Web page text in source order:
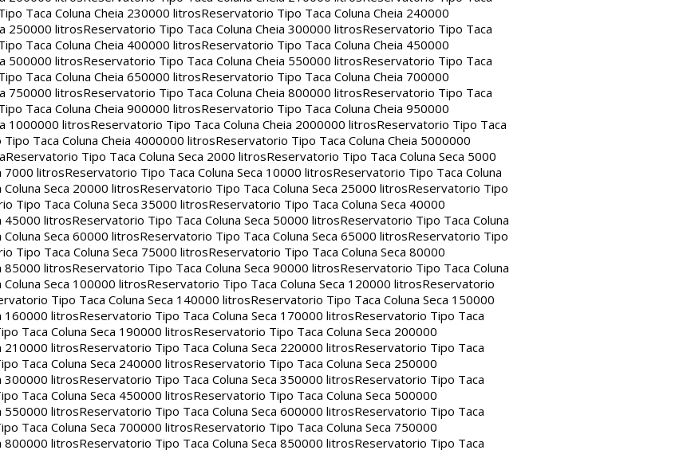
Taca Coluna Cheia 230000 litrosReservatorio Tipo Taca Coluna Cheia 240000
250000 litrosReservatorio Tipo Taca Coluna Cheia 300000 litrosReservatorio Tipo Taca
Taca Coluna Cheia 400000 litrosReservatorio Tipo Taca Coluna Cheia 450000
500000 litrosReservatorio Tipo Taca Coluna Cheia 550000 litrosReservatorio Tipo Taca
Taca Coluna Cheia 650000 litrosReservatorio Tipo Taca Coluna Cheia 700000
750000 litrosReservatorio Tipo Taca Coluna Cheia 800000 litrosReservatorio Tipo Taca
Taca Coluna Cheia 900000 litrosReservatorio Tipo Taca Coluna Cheia 950000
1000000 litrosReservatorio Tipo Taca Coluna Cheia 2000000 litrosReservatorio Tipo Taca
Taca Coluna Cheia 4000000 litrosReservatorio Tipo Taca Coluna Cheia 5000000
Reservatorio Tipo Taca Coluna Seca 2000 litrosReservatorio Tipo Taca Coluna Seca 5000
7000 litrosReservatorio Tipo Taca Coluna Seca 10000 litrosReservatorio Tipo Taca Coluna
Seca 20000 litrosReservatorio Tipo Taca Coluna Seca 25000 litrosReservatorio Tipo
Tipo Taca Coluna Seca 35000 litrosReservatorio Tipo Taca Coluna Seca 40000
45000 litrosReservatorio Tipo Taca Coluna Seca 50000 litrosReservatorio Tipo Taca Coluna
Seca 60000 litrosReservatorio Tipo Taca Coluna Seca 65000 litrosReservatorio Tipo
Tipo Taca Coluna Seca 75000 litrosReservatorio Tipo Taca Coluna Seca 80000
85000 litrosReservatorio Tipo Taca Coluna Seca 90000 litrosReservatorio Tipo Taca Coluna
Seca 100000 litrosReservatorio Tipo Taca Coluna Seca 120000 litrosReservatorio
Tipo Taca Coluna Seca 140000 litrosReservatorio Tipo Taca Coluna Seca 150000
160000 litrosReservatorio Tipo Taca Coluna Seca 170000 litrosReservatorio Tipo Taca
Taca Coluna Seca 190000 litrosReservatorio Tipo Taca Coluna Seca 200000
210000 litrosReservatorio Tipo Taca Coluna Seca 220000 litrosReservatorio Tipo Taca
Taca Coluna Seca 240000 litrosReservatorio Tipo Taca Coluna Seca 250000
300000 litrosReservatorio Tipo Taca Coluna Seca 350000 litrosReservatorio Tipo Taca
Taca Coluna Seca 450000 litrosReservatorio Tipo Taca Coluna Seca 500000
550000 litrosReservatorio Tipo Taca Coluna Seca 600000 litrosReservatorio Tipo Taca
Taca Coluna Seca 700000 litrosReservatorio Tipo Taca Coluna Seca 750000
800000 litrosReservatorio Tipo Taca Coluna Seca 850000 litrosReservatorio Tipo Taca